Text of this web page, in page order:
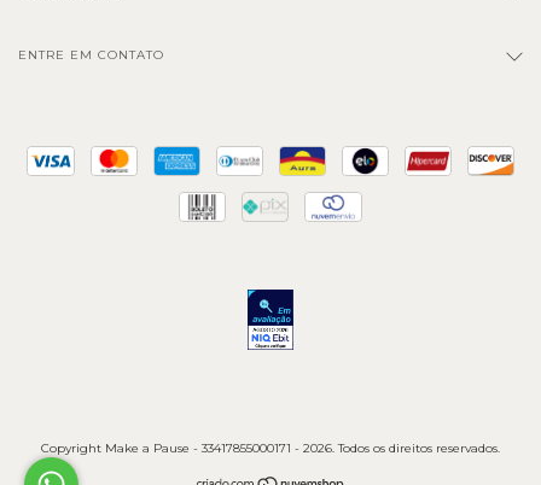
ENTRE EM CONTATO
Copyright Make a Pause - 33417855000171 - 2026. Todos os direitos reservados.